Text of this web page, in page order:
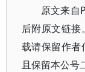
原文来自
后附原文链接
载请保留作者
且保留本公号